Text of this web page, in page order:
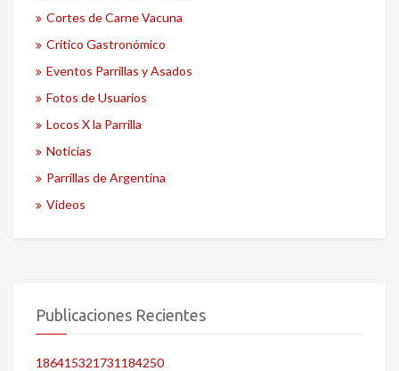
Cortes de Carne Vacuna
Crítico Gastronómico
Eventos Parrillas y Asados
Fotos de Usuarios
Locos X la Parrilla
Noticias
Parrillas de Argentina
Videos
Publicaciones Recientes
186415321731184250